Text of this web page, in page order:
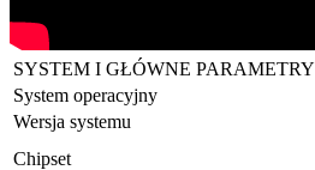
SYSTEM I GŁÓWNE PARAMETRY
System operacyjny
Wersja systemu
Chipset